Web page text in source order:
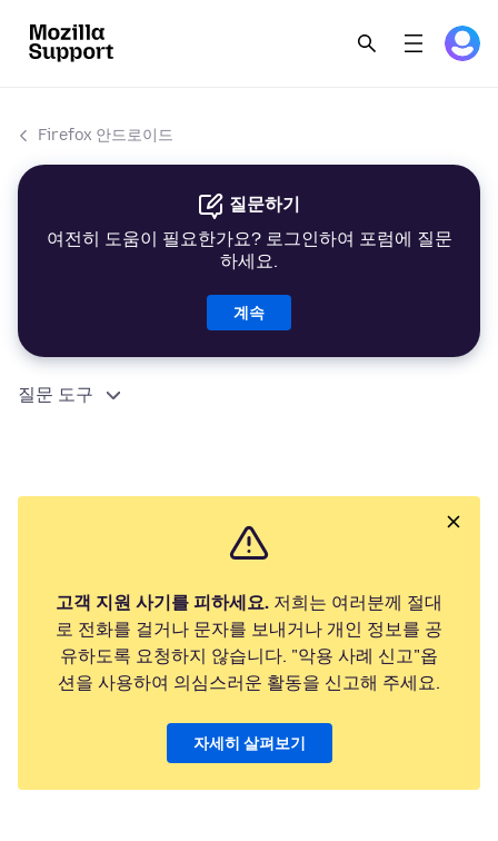
Firefox 안드로이드
질문하기
여전히 도움이 필요한가요? 로그인하여 포럼에 질문
하세요.
계속
질문 도구
고객 지원 사기를 피하세요. 저희는 여러분께 절대
로 전화를 걸거나 문자를 보내거나 개인 정보를 공
유하도록 요청하지 않습니다. "악용 사례 신고"옵
션을 사용하여 의심스러운 활동을 신고해 주세요.
자세히 살펴보기